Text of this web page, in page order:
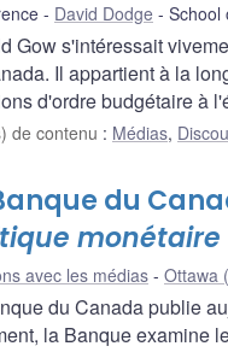
David Dodge School
Gow s'intéressait
Il appartient à la
d'ordre budgétaire à
de contenu : Médias,
du
monétaire
avec les médias Ottawa
du Canada publie
la Banque examine